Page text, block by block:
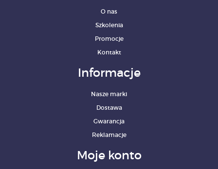
O nas
Szkolenia
Promocje
Kontakt
Informacje
Nasze marki
Dostawa
Gwarancja
Reklamacje
Moje konto